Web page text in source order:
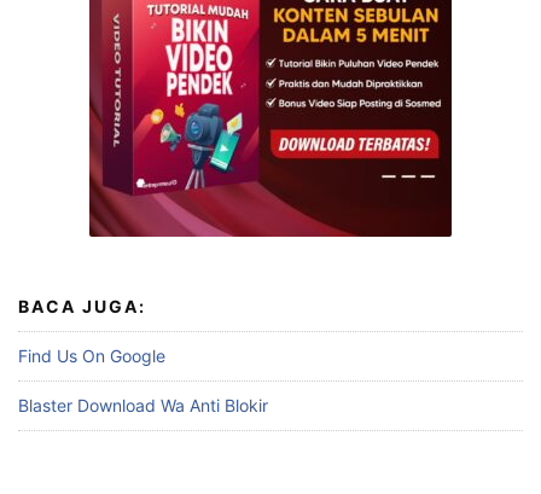
BACA JUGA:
Find Us On Google
Blaster Download Wa Anti Blokir